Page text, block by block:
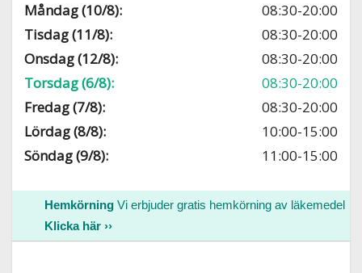
Måndag (10/8):
08:30-20:00
Tisdag (11/8):
08:30-20:00
Onsdag (12/8):
08:30-20:00
Torsdag (6/8):
08:30-20:00
Fredag (7/8):
08:30-20:00
Lördag (8/8):
10:00-15:00
Söndag (9/8):
11:00-15:00
Hemkörning Vi erbjuder gratis hemkörning av läkemedel
Klicka här ››